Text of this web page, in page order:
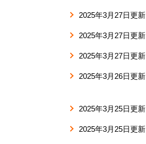
2025年3月27日更新
2025年3月27日更新
2025年3月27日更新
2025年3月26日更新
2025年3月25日更新
2025年3月25日更新